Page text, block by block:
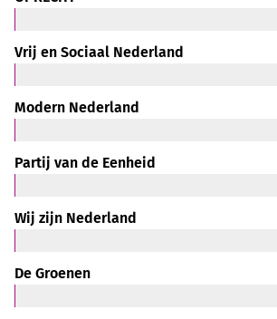
Vrij en Sociaal Nederland
Modern Nederland
Partij van de Eenheid
Wij zijn Nederland
De Groenen